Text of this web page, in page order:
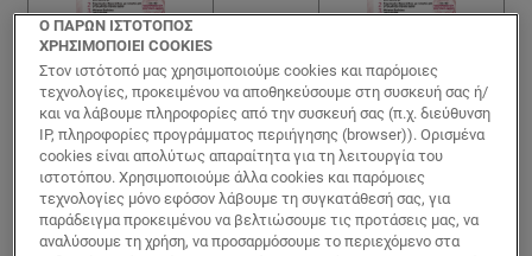
Excellence
Crème Μόνιμη
Βαφή Μαλλιών
7.1 Ξανθό Σαντρέ
Excellence
Crème Μόνιμη
Βαφή Μαλλιών
8.1 Ξανθό Ανοιχτό
Σαντρέ
Ο ΠΑΡΩΝ ΙΣΤΟΤΟΠΟΣ
ΧΡΗΣΙΜΟΠΟΙΕΙ COOKIES
Στον ιστότοπό μας χρησιμοποιούμε cookies και παρόμοιες
τεχνολογίες, προκειμένου να αποθηκεύσουμε στη συσκευή σας ή/
και να λάβουμε πληροφορίες από την συσκευή σας (π.χ. διεύθυνση
IP, πληροφορίες προγράμματος περιήγησης (browser)). Ορισμένα
cookies είναι απολύτως απαραίτητα για τη λειτουργία του
ιστοτόπου. Χρησιμοποιούμε άλλα cookies και παρόμοιες
τεχνολογίες μόνο εφόσον λάβουμε τη συγκατάθεσή σας, για
παράδειγμα προκειμένου να βελτιώσουμε τις προτάσεις μας, να
αναλύσουμε τη χρήση, να προσαρμόσουμε το περιεχόμενο στα